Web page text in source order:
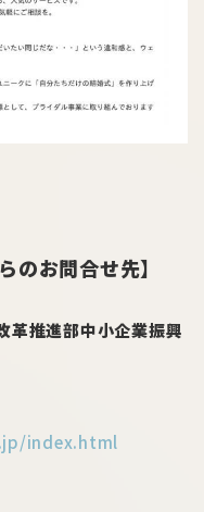
のお問合せ先】
革推進部中小企業振興
index.html